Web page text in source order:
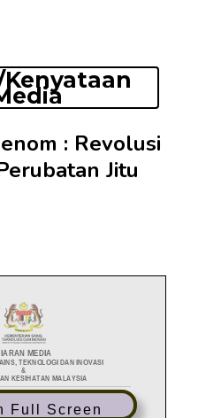
: Revolusi
Jitu
Full Screen